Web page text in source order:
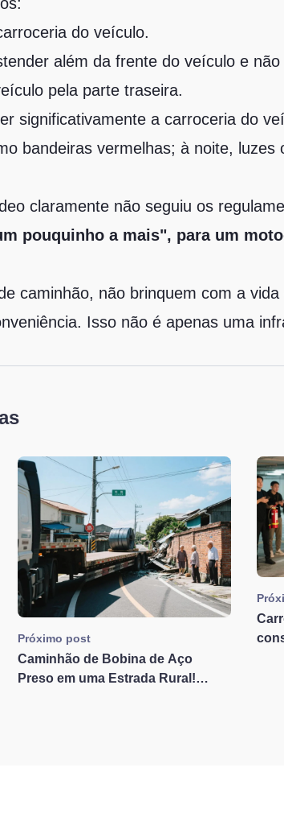
do veículo.
além da frente do veículo e
pela parte traseira.
significativamente a carroceria do
bandeiras vermelhas; à noite, luzes
claramente não seguiu os
pouquinho a mais", para um
caminhão, não brinquem com a
Isso não é apenas uma
Próximo post
Caminhão de Bobina de Aço
Preso em uma Estrada Rural!